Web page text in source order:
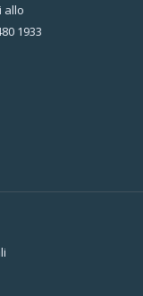
allo
1933